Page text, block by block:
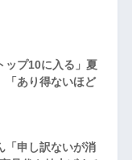
ップ10に入る」夏
あり得ないほど
「申し訳ないが消